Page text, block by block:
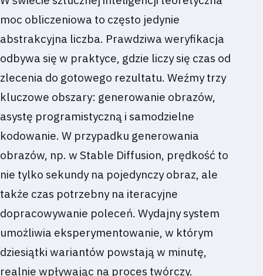
moc obliczeniowa to często jedynie
abstrakcyjna liczba. Prawdziwa weryfikacja
odbywa się w praktyce, gdzie liczy się czas od
zlecenia do gotowego rezultatu. Weźmy trzy
kluczowe obszary: generowanie obrazów,
asystę programistyczną i samodzielne
kodowanie. W przypadku generowania
obrazów, np. w Stable Diffusion, prędkość to
nie tylko sekundy na pojedynczy obraz, ale
także czas potrzebny na iteracyjne
dopracowywanie poleceń. Wydajny system
umożliwia eksperymentowanie, w którym
dziesiątki wariantów powstają w minutę,
realnie wpływając na proces twórczy.